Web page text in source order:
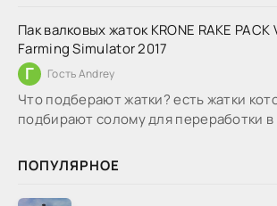
Пак валковых жаток KRONE RAKE PACK
Farming Simulator 2017
Г Гость Andrey
Что подберают жатки? есть жатки
подбирают солому для переработки в
ПОПУЛЯРНОЕ